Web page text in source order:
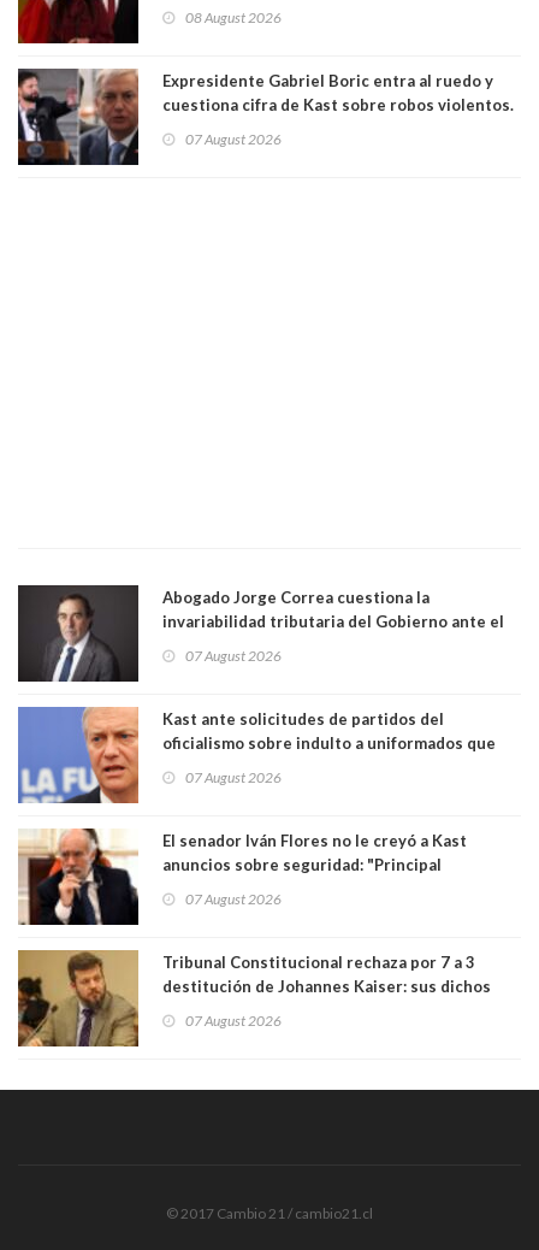
"Constituye un camino equivocado"
08 August 2026
Expresidente Gabriel Boric entra al ruedo y
cuestiona cifra de Kast sobre robos violentos.
07 August 2026
Abogado Jorge Correa cuestiona la
invariabilidad tributaria del Gobierno ante el
democracia” y "defendemos la alternancia en el
07 August 2026
Kast ante solicitudes de partidos del
oficialismo sobre indulto a uniformados que
07 August 2026
El senador Iván Flores no le creyó a Kast
anuncios sobre seguridad: "Principal
perseguir ruta del dinero y levantar secreto
07 August 2026
Tribunal Constitucional rechaza por 7 a 3
destitución de Johannes Kaiser: sus dichos
justicia constitucional porque no es diputado
07 August 2026
© 2017 Cambio 21 / cambio21.cl